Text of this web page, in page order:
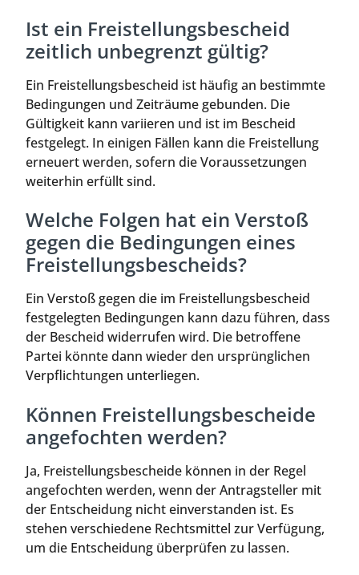
Ist ein Freistellungsbescheid
zeitlich unbegrenzt gültig?
Ein Freistellungsbescheid ist häufig an bestimmte
Bedingungen und Zeiträume gebunden. Die
Gültigkeit kann variieren und ist im Bescheid
festgelegt. In einigen Fällen kann die Freistellung
erneuert werden, sofern die Voraussetzungen
weiterhin erfüllt sind.
Welche Folgen hat ein Verstoß
gegen die Bedingungen eines
Freistellungsbescheids?
Ein Verstoß gegen die im Freistellungsbescheid
festgelegten Bedingungen kann dazu führen, dass
der Bescheid widerrufen wird. Die betroffene
Partei könnte dann wieder den ursprünglichen
Verpflichtungen unterliegen.
Können Freistellungsbescheide
angefochten werden?
Ja, Freistellungsbescheide können in der Regel
angefochten werden, wenn der Antragsteller mit
der Entscheidung nicht einverstanden ist. Es
stehen verschiedene Rechtsmittel zur Verfügung,
um die Entscheidung überprüfen zu lassen.